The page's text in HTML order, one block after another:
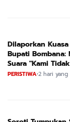
Dilaporkan
Bupati Bombana:
Suara "Kami
Menutup Ruang
PERISTIWA•2 hari yang